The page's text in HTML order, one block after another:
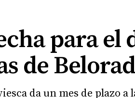
para el
de
da un mes de plazo